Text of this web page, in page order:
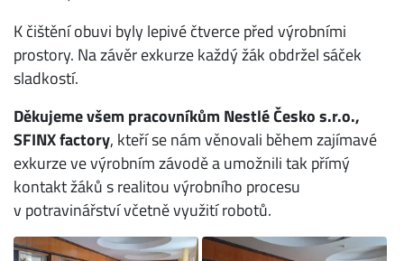
K čištění obuvi byly lepivé čtverce před výrobními
prostory. Na závěr exkurze každý žák obdržel sáček
sladkostí.
Děkujeme všem pracovníkům Nestlé Česko s.r.o.,
SFINX factory, kteří se nám věnovali během zajímavé
exkurze ve výrobním závodě a umožnili tak přímý
kontakt žáků s realitou výrobního procesu
v potravinářství včetně využití robotů.